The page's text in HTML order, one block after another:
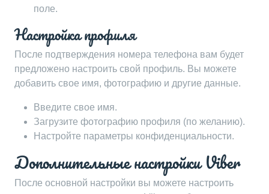
поле.
Настройка профиля
После подтверждения номера телефона вам будет
предложено настроить свой профиль. Вы можете
добавить свое имя, фотографию и другие данные.
Введите свое имя.
Загрузите фотографию профиля (по желанию).
Настройте параметры конфиденциальности.
Дополнительные настройки Viber
После основной настройки вы можете настроить